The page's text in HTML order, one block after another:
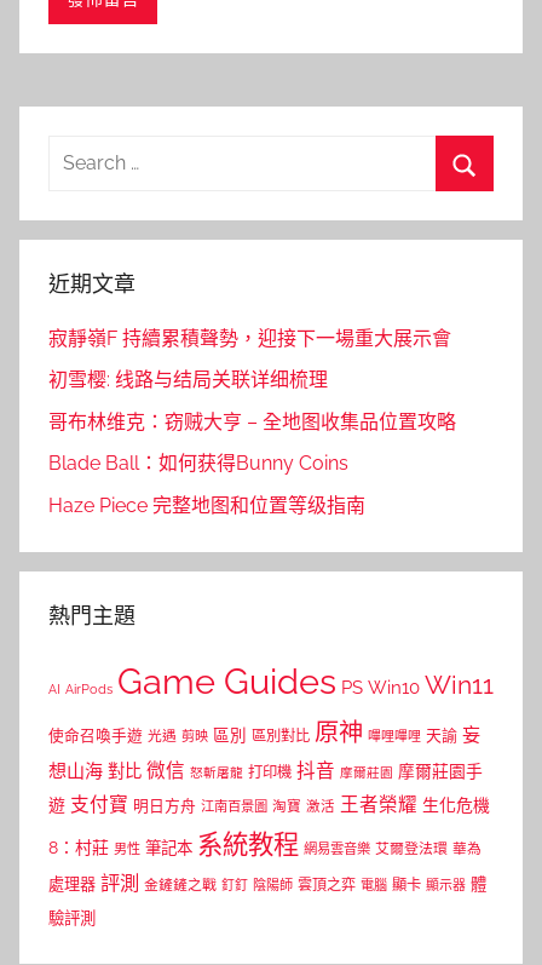
Search
近期文章
寂靜嶺F 持續累積聲勢，迎接下一場重大展示會
初雪樱: 线路与结局关联详细梳理
哥布林维克：窃贼大亨 – 全地图收集品位置攻略
Blade Ball：如何获得Bunny Coins
Haze Piece 完整地图和位置等级指南
熱門主題
AI AirPods Game Guides PS Win10 Win11
使命召喚手遊 光遇 剪映 區別 區別對比 原神 嗶哩嗶哩 天諭 妄
想山海 對比 微信 怒斬屠龍 打印機 抖音 摩爾莊園 摩爾莊園手
遊 支付寶 明日方舟 江南百景圖 淘寶 激活 王者榮耀 生化危機
8：村莊 男性 筆記本 系統教程 網易雲音樂 艾爾登法環 華為
處理器 評測 金鏟鏟之戰 釘釘 陰陽師 雲頂之弈 電腦 顯卡 顯示器 體
驗評測